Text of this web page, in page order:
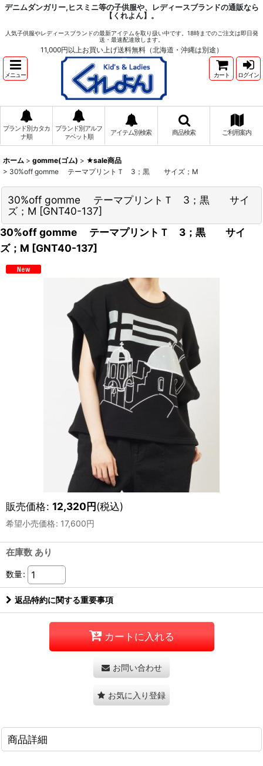
デニムダンガリー,ヒスミニ等の子供服や、レディースブランドの通販なら
【くれよん】。
人気子供服やレディースブランドの最新アイテムを取り扱い中です。18時までのご注文は即日発
送・最速配達致します。
11,000円以上お買い上げ送料無料（北海道・沖縄は別途）
メニュー カート ログイン
ブランド別カタカ
ナ順
ブランド別アルフ
ァベット順
アイテム別検索 商品検索 ご利用案内
ホーム > gomme(ゴム) > ★sale商品
> 30%off gomme テーマプリントＴ 3；黒 サイズ；M
30%off gomme テーマプリントＴ 3；黒 サイ
ズ；M [GNT40-137]
30%off gomme テーマプリントＴ 3；黒 サイ
ズ；M [GNT40-137]
販売価格: 12,320円(税込)
希望小売価格: 17,600円
在庫数 あり
数量:
返品特約に関する重要事項
カートに入れる
お問い合わせ
お気に入り登録
商品詳細